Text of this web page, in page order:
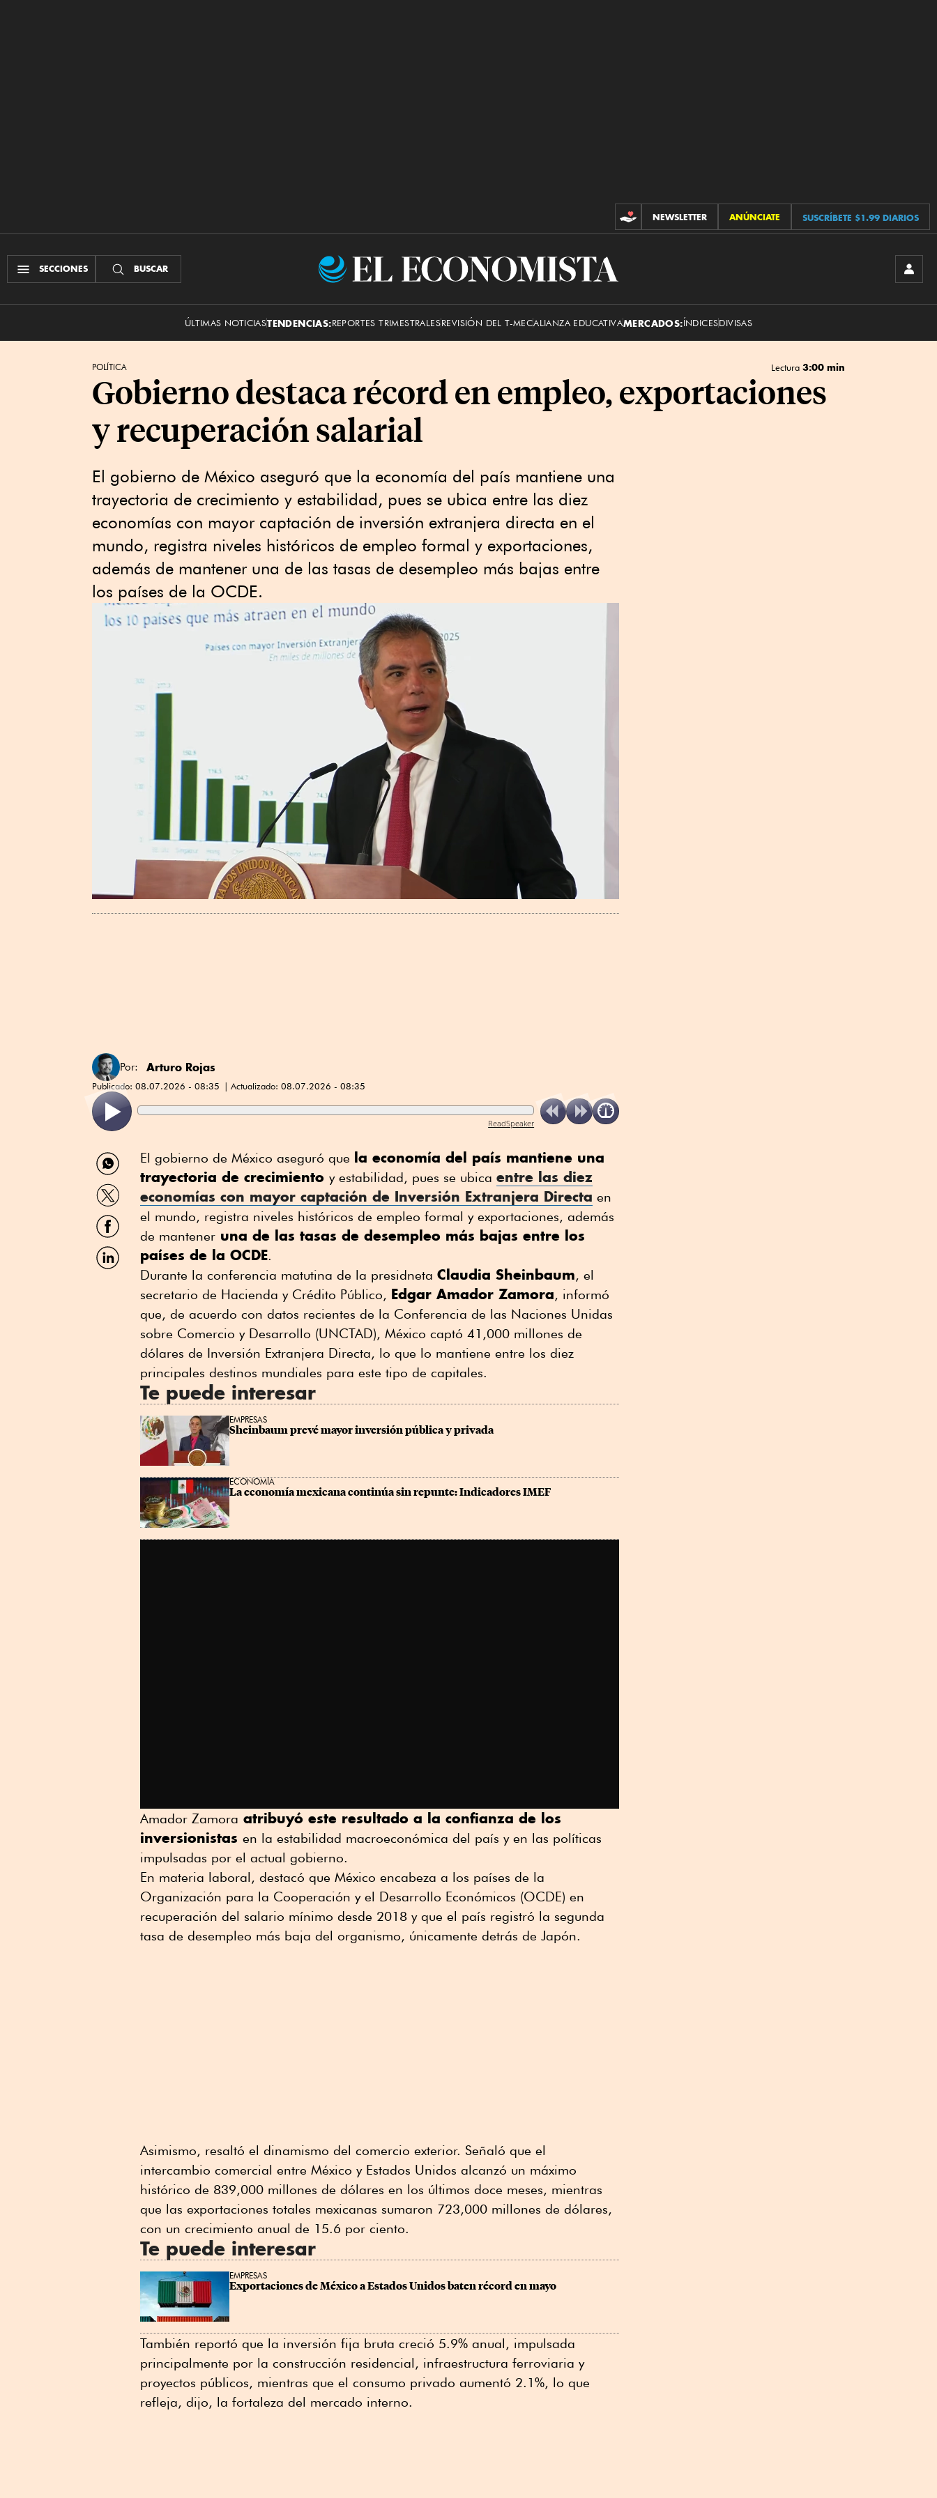
CONTRIBUCIONES
NEWSLETTER ANÚNCIATE SUSCRÍBETE $1.99 DIARIOS
SECCIONES BUSCAR
El
ÚLTIMAS NOTICIASTENDENCIAS:REPORTES TRIMESTRALESREVISIÓN DEL T-MECALIANZA EDUCATIVAMERCADOS:ÍNDICESDIVISAS
POLÍTICA Lectura 3:00 min
Gobierno destaca récord en empleo, exportaciones
y recuperación salarial
El gobierno de México aseguró que la economía del país mantiene una
trayectoria de crecimiento y estabilidad, pues se ubica entre las diez
economías con mayor captación de inversión extranjera directa en el
mundo, registra niveles históricos de empleo formal y exportaciones,
además de mantener una de las tasas de desempleo más bajas entre
los países de la OCDE.
Por: Arturo Rojas
Publicado: 08.07.2026 - 08:35 Actualizado: 08.07.2026 - 08:35
ReadSpeaker
Compartir
por
WhatsApp
Compartir
por
Twitter
Compartir
por
Facebook
Compartir
por
El gobierno de México aseguró que la economía del país mantiene una
trayectoria de crecimiento y estabilidad, pues se ubica entre las diez
economías con mayor captación de Inversión Extranjera Directa en
el mundo, registra niveles históricos de empleo formal y exportaciones, además
de mantener una de las tasas de desempleo más bajas entre los
países de la OCDE.
Durante la conferencia matutina de la presidneta Claudia Sheinbaum, el
secretario de Hacienda y Crédito Público, Edgar Amador Zamora, informó
que, de acuerdo con datos recientes de la Conferencia de las Naciones Unidas
sobre Comercio y Desarrollo (UNCTAD), México captó 41,000 millones de
dólares de Inversión Extranjera Directa, lo que lo mantiene entre los diez
principales destinos mundiales para este tipo de capitales.
Te puede interesar
EMPRESAS
Sheinbaum prevé mayor inversión pública y privada
ECONOMÍA
La economía mexicana continúa sin repunte: Indicadores IMEF
Amador Zamora atribuyó este resultado a la confianza de los
inversionistas en la estabilidad macroeconómica del país y en las políticas
impulsadas por el actual gobierno.
En materia laboral, destacó que México encabeza a los países de la
Organización para la Cooperación y el Desarrollo Económicos (OCDE) en
recuperación del salario mínimo desde 2018 y que el país registró la segunda
tasa de desempleo más baja del organismo, únicamente detrás de Japón.
Asimismo, resaltó el dinamismo del comercio exterior. Señaló que el
intercambio comercial entre México y Estados Unidos alcanzó un máximo
histórico de 839,000 millones de dólares en los últimos doce meses, mientras
que las exportaciones totales mexicanas sumaron 723,000 millones de dólares,
con un crecimiento anual de 15.6 por ciento.
Te puede interesar
EMPRESAS
Exportaciones de México a Estados Unidos baten récord en mayo
También reportó que la inversión fija bruta creció 5.9% anual, impulsada
principalmente por la construcción residencial, infraestructura ferroviaria y
proyectos públicos, mientras que el consumo privado aumentó 2.1%, lo que
refleja, dijo, la fortaleza del mercado interno.